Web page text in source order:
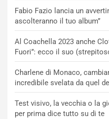
Fabio Fazio lancia un
ascolteranno il tuo album”
Al Coachella 2023 anche
Fuori”: ecco il suo
Charlene di Monaco,
incredibile svelata da quel
Test visivo, la vecchia o la
per prima dice tutto su di te